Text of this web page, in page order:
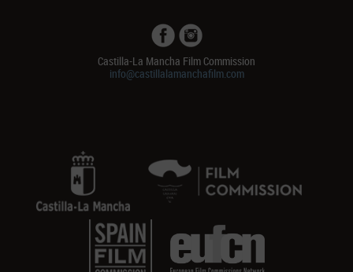
Castilla-La Mancha Film Commission
info@castillalamanchafilm.com